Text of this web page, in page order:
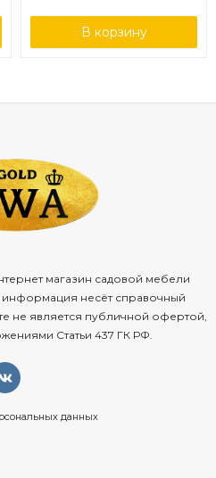
В корзину
магазин садовой мебели
информация несёт справочный
не является публичной офертой,
Статьи 437 ГК РФ.
данных